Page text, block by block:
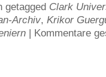
getagged Clark
Archiv, Krikor
| Kommentare